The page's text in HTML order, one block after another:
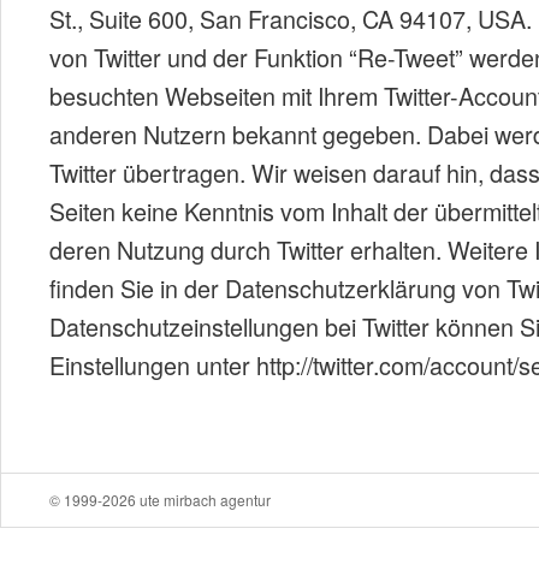
St., Suite 600, San Francisco, CA 94107,
von Twitter und der Funktion “Re-Tweet”
besuchten Webseiten mit Ihrem Twitter-
anderen Nutzern bekannt gegeben. Dabei
Twitter übertragen. Wir weisen darauf hin,
Seiten keine Kenntnis vom Inhalt der
deren Nutzung durch Twitter erhalten.
finden Sie in der Datenschutzerklärung von
Datenschutzeinstellungen bei Twitter können
Einstellungen unter http://twitter.com/account/
© 1999-2026 ute mirbach agentur